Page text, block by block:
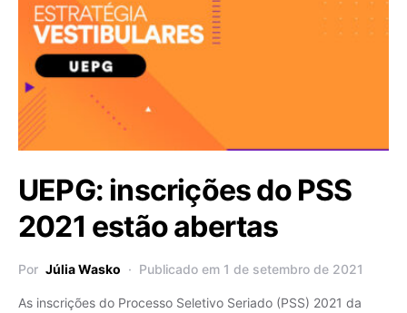
UEPG: inscrições do PSS
2021 estão abertas
Por Júlia Wasko Publicado em 1 de setembro de 2021
As inscrições do Processo Seletivo Seriado (PSS) 2021 da